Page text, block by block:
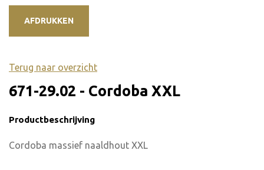
AFDRUKKEN
Terug naar overzicht
671-29.02 - Cordoba XXL
Productbeschrijving
Cordoba massief naaldhout XXL